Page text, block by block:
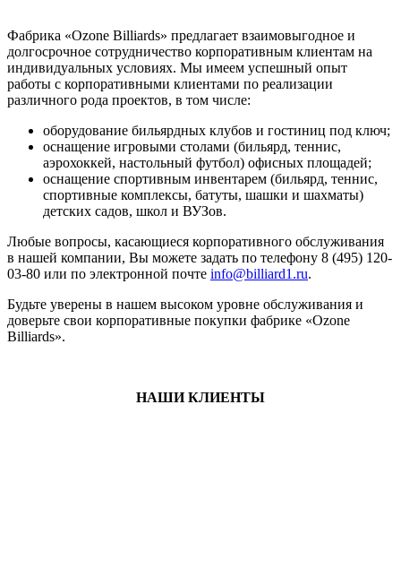
Фабрика «Ozone Billiards» предлагает взаимовыгодное и
долгосрочное сотрудничество корпоративным клиентам на
индивидуальных условиях. Мы имеем успешный опыт
работы с корпоративными клиентами по реализации
различного рода проектов, в том числе:
оборудование бильярдных клубов и гостиниц под ключ;
оснащение игровыми столами (бильярд, теннис,
аэрохоккей, настольный футбол) офисных площадей;
оснащение спортивным инвентарем (бильярд, теннис,
спортивные комплексы, батуты, шашки и шахматы)
детских садов, школ и ВУЗов.
Любые вопросы, касающиеся корпоративного обслуживания
в нашей компании, Вы можете задать по телефону 8 (495) 120-
03-80 или по электронной почте info@billiard1.ru.
Будьте уверены в нашем высоком уровне обслуживания и
доверьте свои корпоративные покупки фабрике «Ozone
Billiards».
НАШИ КЛИЕНТЫ